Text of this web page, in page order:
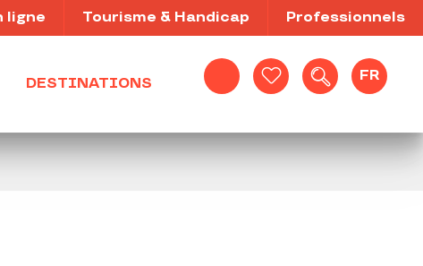
Recherche
FR
ligne Tourisme & Handicap Professionnels
DESTINATIONS